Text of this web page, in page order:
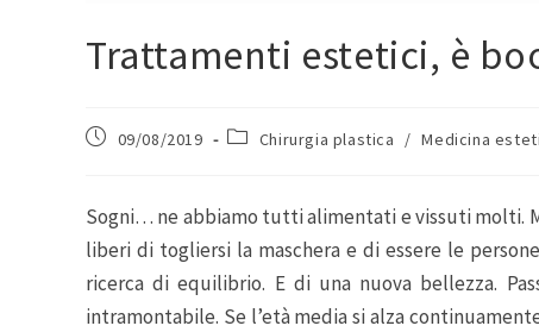
Trattamenti estetici, è
09/08/2019 Chirurgia plastica / Medicina
Sogni… ne abbiamo tutti alimentati e vissuti molti.
liberi di togliersi la maschera e di essere le
ricerca di equilibrio. E di una nuova bellezza.
intramontabile. Se l’età media si alza